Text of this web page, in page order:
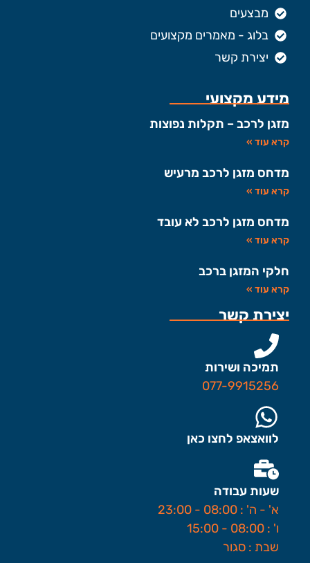
מבצעים
בלוג - מאמרים מקצועים
יצירת קשר
מידע מקצועי
מזגן לרכב – תקלות נפוצות
קרא עוד »
מדחס מזגן לרכב מרעיש
קרא עוד »
מדחס מזגן לרכב לא עובד
קרא עוד »
חלקי המזגן ברכב
קרא עוד »
יצירת קשר
תמיכה ושירות
077-9915256
לוואצאפ לחצו כאן
שעות עבודה
א' - ה' : 08:00 - 23:00
ו' : 08:00 - 15:00
שבת : סגור